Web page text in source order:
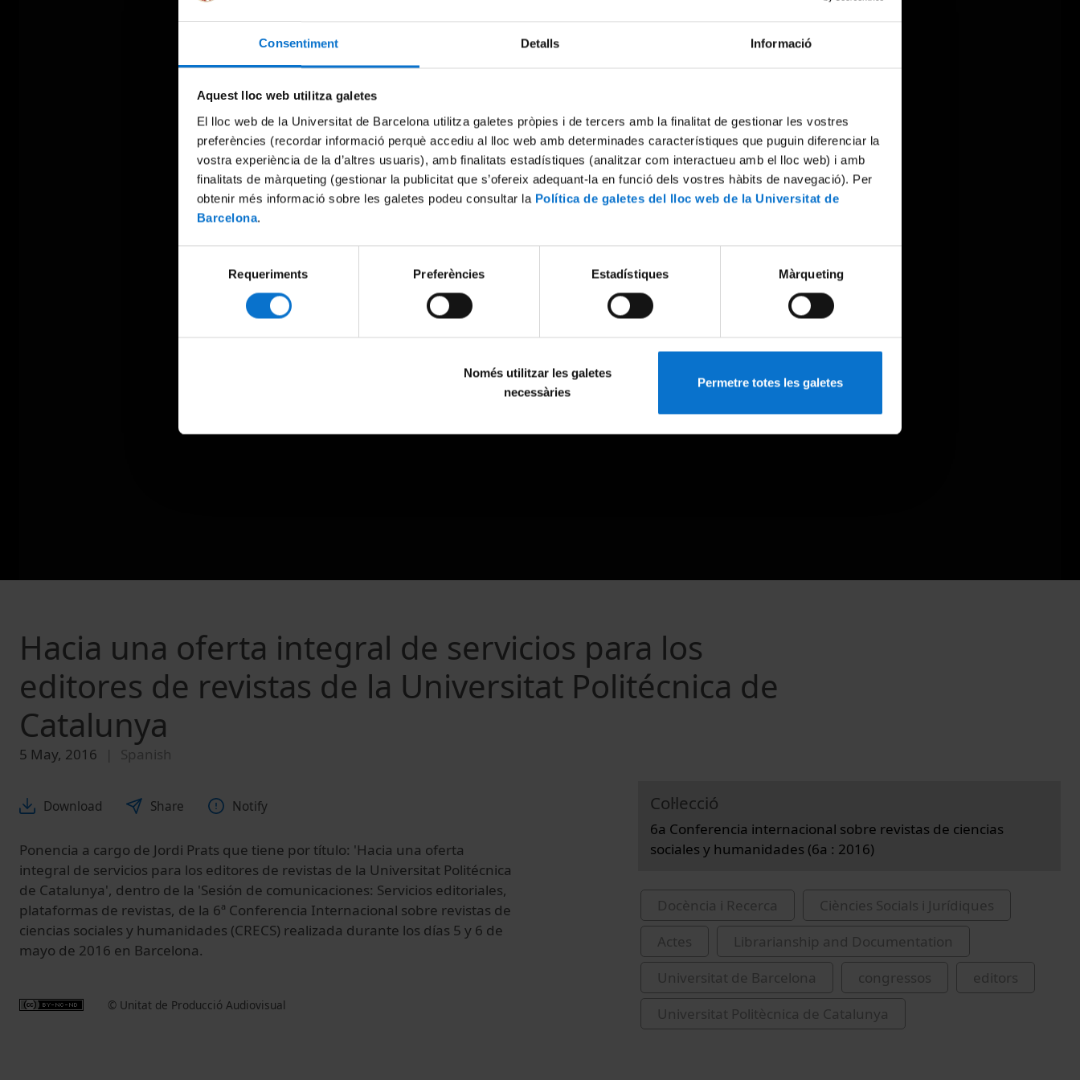
Consentiment Detalls Informació
Aquest lloc web utilitza galetes
El lloc web de la Universitat de Barcelona utilitza galetes pròpies i de tercers amb la finalitat de gestionar les vostres
preferències (recordar informació perquè accediu al lloc web amb determinades característiques que puguin diferenciar la
vostra experiència de la d’altres usuaris), amb finalitats estadístiques (analitzar com interactueu amb el lloc web) i amb
finalitats de màrqueting (gestionar la publicitat que s’ofereix adequant-la en funció dels vostres hàbits de navegació). Per
obtenir més informació sobre les galetes podeu consultar la Política de galetes del lloc web de la Universitat de
Barcelona.
consentiment
Requeriments Preferències Estadístiques Màrqueting
Només utilitzar les galetes
necessàries
Permetre totes les galetes
Try again
Hacia una oferta integral de servicios para los
editores de revistas de la Universitat Politécnica de
Catalunya
5 May, 2016 Spanish
Download Share Notify
Ponencia a cargo de Jordi Prats que tiene por título: 'Hacia una oferta
integral de servicios para los editores de revistas de la Universitat Politécnica
de Catalunya', dentro de la 'Sesión de comunicaciones: Servicios editoriales,
plataformas de revistas, de la 6ª Conferencia Internacional sobre revistas de
ciencias sociales y humanidades (CRECS) realizada durante los días 5 y 6 de
mayo de 2016 en Barcelona.
© Unitat de Producció Audiovisual
Col·lecció
6a Conferencia internacional sobre revistas de ciencias
sociales y humanidades (6a : 2016)
Docència i Recerca
Ciències Socials i Jurídiques
Actes
Librarianship and Documentation
Universitat de Barcelona
congressos
editors
Universitat Politècnica de Catalunya